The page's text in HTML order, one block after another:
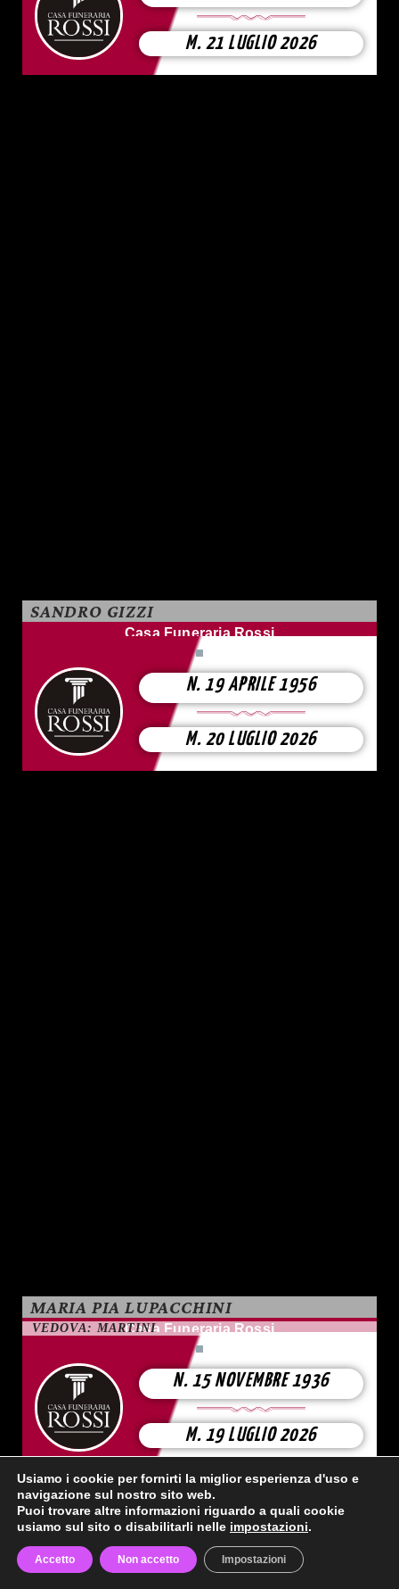
M. 21 LUGLIO 2026
Casa Funeraria Rossi
SANDRO GIZZI
N. 19 APRILE 1956
M. 20 LUGLIO 2026
Casa Funeraria Rossi
MARIA PIA LUPACCHINI
VEDOVA: MARTINI
N. 15 NOVEMBRE 1936
M. 19 LUGLIO 2026
Usiamo i cookie per fornirti la miglior esperienza d'uso e
navigazione sul nostro sito web.
Puoi trovare altre informazioni riguardo a quali cookie
usiamo sul sito o disabilitarli nelle impostazioni.
Accetto Non accetto Impostazioni